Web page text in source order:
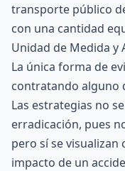
transporte público
con una cantidad
Unidad de Medida y
La única forma de
contratando alguno
Las estrategias no
erradicación, pues
pero sí se visualizan
impacto de un